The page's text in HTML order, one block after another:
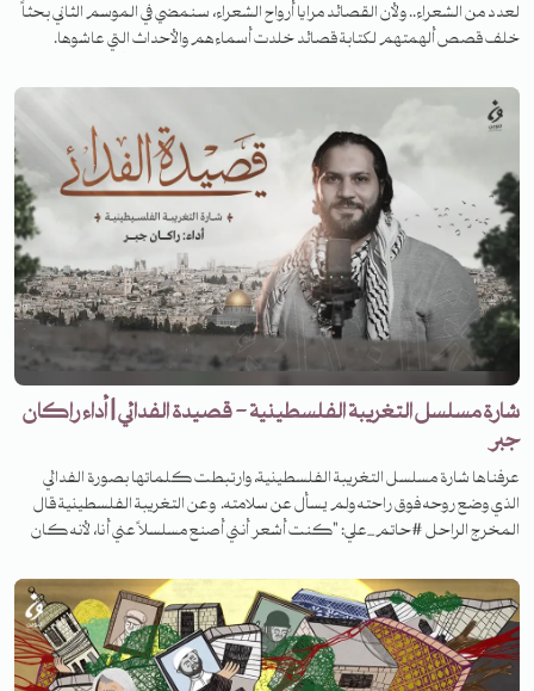
لعدد من الشعراء.. ولأن القصائد مرايا أرواح الشعراء، سنمضي في الموسم الثاني بحثاً
خلف قصص ألهمتهم لكتابة قصائد خلدت أسماءهم والأحداث التي عاشوها.
منصات البودكاست
شارة مسلسل التغريبة الفلسطينية - قصيدة الفدائي | أداء راكان
جبر
عرفناها شارة مسلسل التغريبة الفلسطينية، وارتبطت كلماتها بصورة الفدائي
الذي وضع روحه فوق راحته ولم يسأل عن سلامته. وعن التغريبة الفلسطينية قال
المخرج الراحل #حاتم_علي: "كنت أشعر أنني أصنع مسلسلاً عني أنا، لأنه كان
هناك تماثل بين المؤلف وبين موضوعه.. صحيح أن العمل يحاكي مأساة
الفلسطينيين، ولكن باعتبار أنني نزحت أصلاً من الجولان، فقد مررت بتجربة مشابهة،
وطفولتي وشبابي قضيتهما بالتصاق شديد مع أصدقاء فلسطينيين."